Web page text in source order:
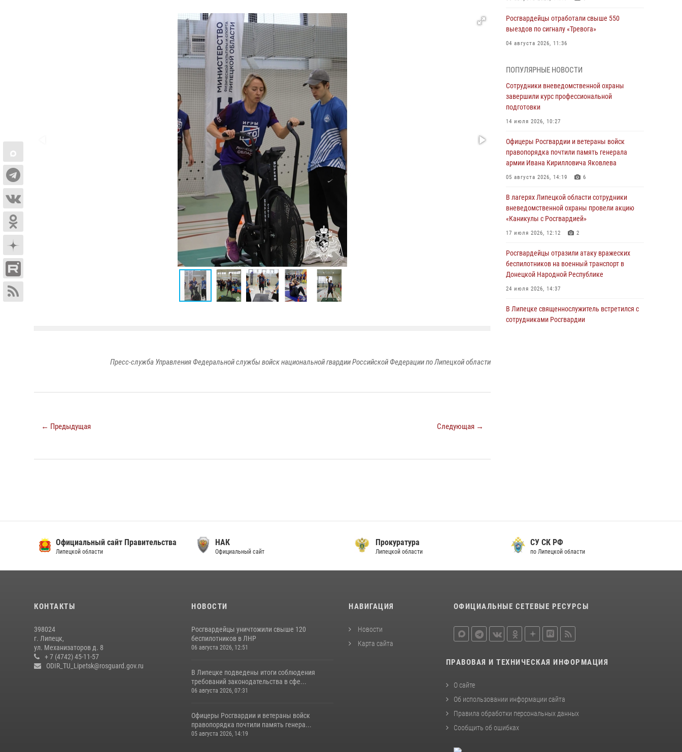
Пресс-служба Управления Федеральной службы войск национальной гвардии Российской Федерации по Липецкой области
← Предыдущая Следующая →
Росгвардейцы отработали свыше 550
выездов по сигналу «Тревога»
04 августа 2026, 11:36
ударные и разведывательные беспилотники
ВСУ
04 августа 2026, 09:05
Росгвардия обеспечила безопасность
Липецке
03 августа 2026, 13:43 1
Росгвардейцы обеспечили безопасность
03 августа 2026, 13:41 1
Росгвардия противодействует БПЛА ВСУ на
южном направлении (видео)
Росгвардия обеспечила охрану порядка во
время проведения фестивалей в Липецке
03 августа 2026, 13:17
ПОПУЛЯРНЫЕ НОВОСТИ
Сотрудники вневедомственной охраны
завершили курс профессиональной
подготовки
14 июля 2026, 10:27
Офицеры Росгвардии и ветераны войск
правопорядка почтили память генерала
армии Ивана Кирилловича Яковлева
05 августа 2026, 14:19 6
В лагерях Липецкой области сотрудники
вневедомственной охраны провели акцию
«Каникулы с Росгвардией»
17 июля 2026, 12:12 2
Росгвардейцы отразили атаку вражеских
беспилотников на военный транспорт в
Донецкой Народной Республике
24 июля 2026, 14:37
В Липецке священнослужитель встретился с
сотрудниками Росгвардии
во время празднования Дня города и Дня
20 июля 2026, 12:22
Официальный сайт Правительства
Липецкой области
НАК
Официальный сайт
Прокуратура
Липецкой области
СУ СК РФ
по Липецкой области
КОНТАКТЫ
398024
г. Липецк,
ул. Механизаторов д. 8
+ 7 (4742) 45-11-57
ODIR_TU_Lipetsk@rosguard.gov.ru
НОВОСТИ
Росгвардейцы уничтожили свыше 120
беспилотников в ЛНР
06 августа 2026, 12:51
В Липецке подведены итоги соблюдения
требований законодательства в сфе...
06 августа 2026, 07:31
Офицеры Росгвардии и ветераны войск
правопорядка почтили память генера...
05 августа 2026, 14:19
НАВИГАЦИЯ
Новости
Карта сайта
ОФИЦИАЛЬНЫЕ СЕТЕВЫЕ РЕСУРСЫ
ПРАВОВАЯ И ТЕХНИЧЕСКАЯ ИНФОРМАЦИЯ
О сайте
Об использовании информации сайта
Правила обработки персональных данных
Сообщить об ошибках